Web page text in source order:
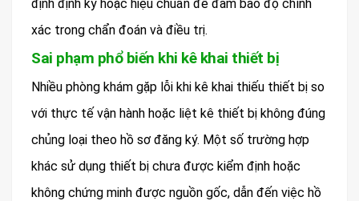
định định kỳ hoặc hiệu chuẩn để đảm bảo độ chính
xác trong chẩn đoán và điều trị.
Sai phạm phổ biến khi kê khai thiết bị
Nhiều phòng khám gặp lỗi khi kê khai thiếu thiết bị so
với thực tế vận hành hoặc liệt kê thiết bị không đúng
chủng loại theo hồ sơ đăng ký. Một số trường hợp
khác sử dụng thiết bị chưa được kiểm định hoặc
không chứng minh được nguồn gốc, dẫn đến việc hồ